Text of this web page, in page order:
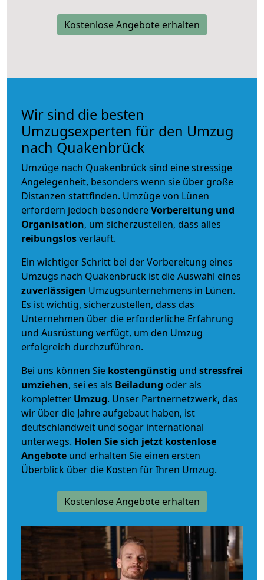
Kostenlose Angebote erhalten
Wir sind die besten
Umzugsexperten für den Umzug
nach Quakenbrück
Umzüge nach Quakenbrück sind eine stressige
Angelegenheit, besonders wenn sie über große
Distanzen stattfinden. Umzüge von Lünen
erfordern jedoch besondereVorbereitung und
Organisation, um sicherzustellen, dass alles
reibungslosverläuft.
Ein wichtiger Schritt bei der Vorbereitung eines
Umzugs nach Quakenbrück ist die Auswahl eines
zuverlässigen Umzugsunternehmens in Lünen.
Es ist wichtig, sicherzustellen, dass das
Unternehmen über die erforderliche Erfahrung
und Ausrüstung verfügt, um den Umzug
erfolgreich durchzuführen.
Bei uns können Sie kostengünstig und stressfrei
umziehen, sei es als Beiladung oder als
kompletter Umzug. Unser Partnernetzwerk, das
wir über die Jahre aufgebaut haben, ist
deutschlandweit und sogar international
unterwegs. Holen Sie sich jetzt kostenlose
Angebote und erhalten Sie einen ersten
Überblick über die Kosten für Ihren Umzug.
Kostenlose Angebote erhalten